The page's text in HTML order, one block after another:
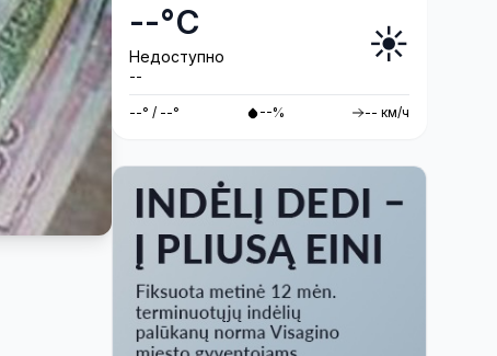
--°C
Недоступно
--
☀️
--° / --° --% -- км/ч